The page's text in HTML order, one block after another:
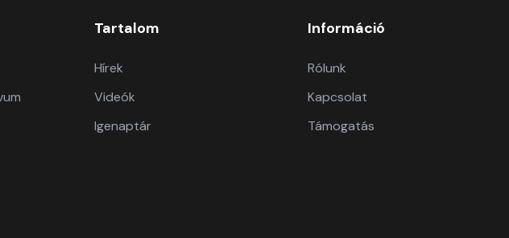
Tartalom
Hírek
Videók
Igenaptár
Információ
Rólunk
Kapcsolat
Támogatás